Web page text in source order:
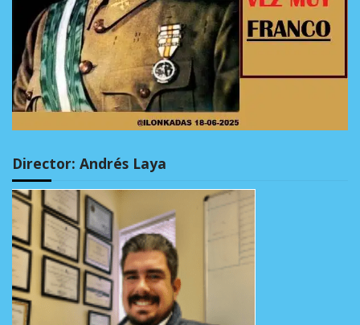
Director: Andrés Laya